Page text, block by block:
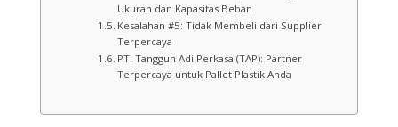
Ukuran dan Kapasitas Beban
Kesalahan #5: Tidak Membeli dari Supplier
Terpercaya
PT. Tangguh Adi Perkasa (TAP): Partner
Terpercaya untuk Pallet Plastik Anda